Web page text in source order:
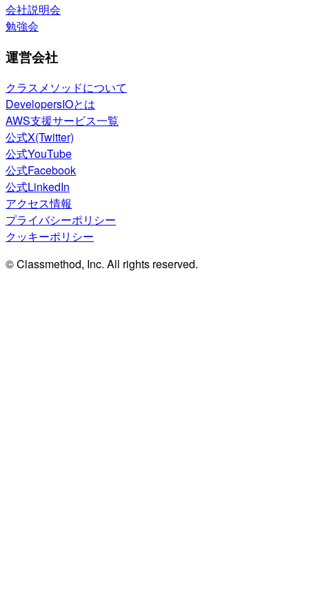
会社説明会
勉強会
運営会社
クラスメソッドについて
DevelopersIOとは
AWS支援サービス一覧
公式X(Twitter)
公式YouTube
公式Facebook
公式LinkedIn
アクセス情報
プライバシーポリシー
クッキーポリシー
© Classmethod, Inc. All rights reserved.